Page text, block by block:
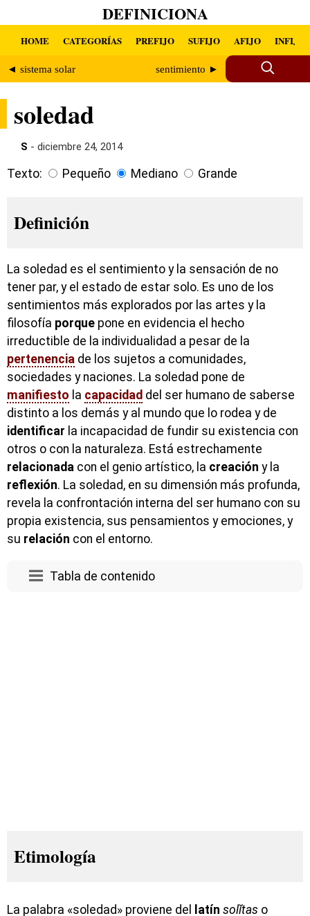
DEFINICIONA
HOME CATEGORÍAS PREFIJO SUFIJO AFIJO INFIJO
◄ sistema solar sentimiento ►
soledad
S - diciembre 24, 2014
Texto: Pequeño Mediano Grande
Definición
La soledad es el sentimiento y la sensación de no
tener par, y el estado de estar solo. Es uno de los
sentimientos más explorados por las artes y la
filosofía porque pone en evidencia el hecho
irreductible de la individualidad a pesar de la
pertenencia de los sujetos a comunidades,
sociedades y naciones. La soledad pone de
manifiesto la capacidad del ser humano de saberse
distinto a los demás y al mundo que lo rodea y de
identificar la incapacidad de fundir su existencia con
otros o con la naturaleza. Está estrechamente
relacionada con el genio artístico, la creación y la
reflexión. La soledad, en su dimensión más profunda,
revela la confrontación interna del ser humano con su
propia existencia, sus pensamientos y emociones, y
su relación con el entorno.
Tabla de contenido
Etimología
La palabra «soledad» proviene del latín solĭtas o